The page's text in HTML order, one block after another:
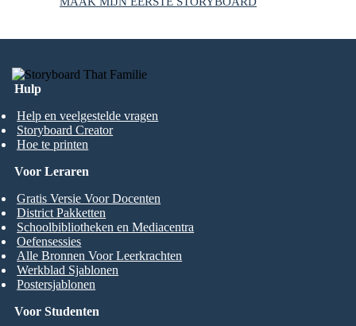
Hulp
Help en veelgestelde vragen
Storyboard Creator
Hoe te printen
Voor Studenten
Voor Leraren
Gratis Versie Voor Docenten
District Pakketten
Schoolbibliotheken en Mediacentra
Oefensessies
Alle Bronnen Voor Leerkrachten
Werkblad Sjablonen
Postersjablonen